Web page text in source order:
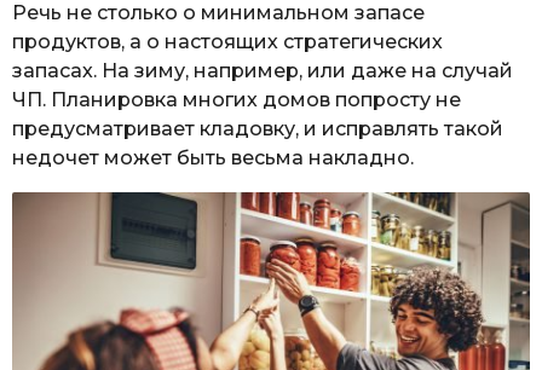
Речь не столько о минимальном запасе
продуктов, а о настоящих стратегических
запасах. На зиму, например, или даже на случай
ЧП. Планировка многих домов попросту не
предусматривает кладовку, и исправлять такой
недочет может быть весьма накладно.